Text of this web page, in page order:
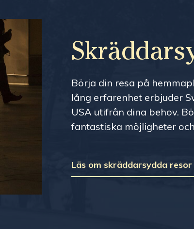
Börja din resa på
lång erfarenhet erbjuder
USA utifrån dina behov.
fantastiska möjligheter
Läs om skräddarsydda resor